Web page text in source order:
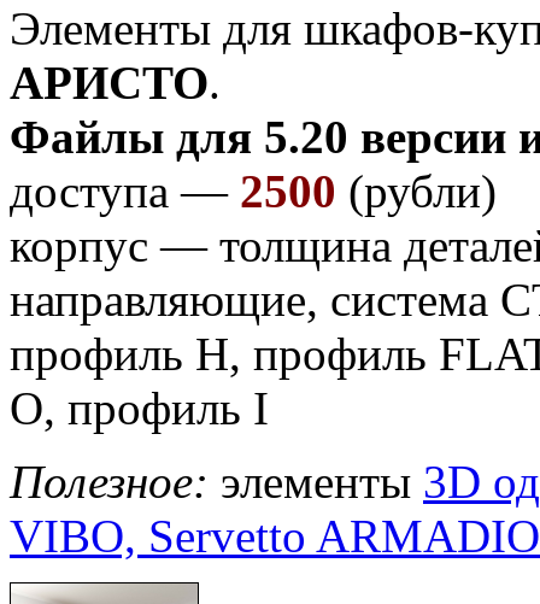
Элементы для шкафов-
АРИСТО.
Файлы для 5.20 версии
доступа — 2500 (рубли)
корпус — толщина
направляющие,
профиль H, профиль
O, профиль I
Полезное: элементы 3D
VIBO, Servetto ARMADIO